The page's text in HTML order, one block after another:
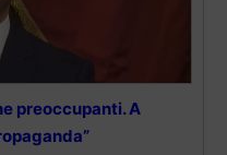
preoccupanti. A